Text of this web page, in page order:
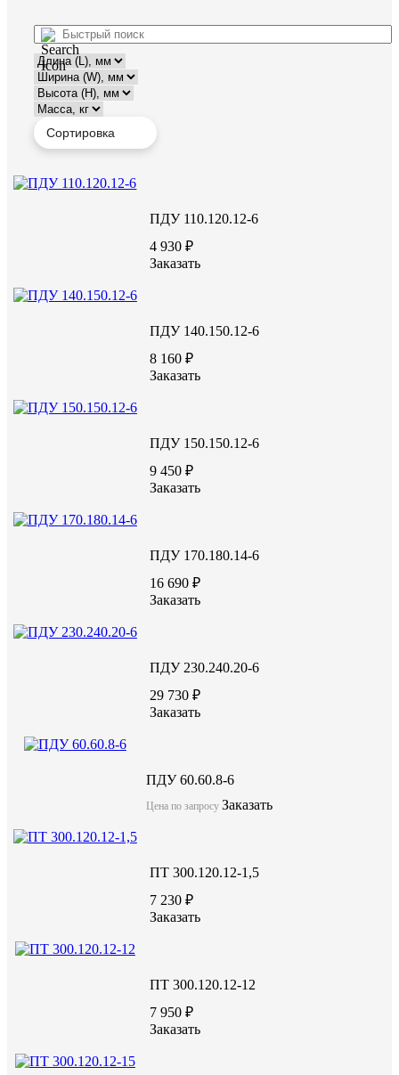
ВИДЕО С ЗАВОДА
ПДУ 110.120.12-6
4 930 ₽
Заказать
ПДУ 140.150.12-6
8 160 ₽
Заказать
ПДУ 150.150.12-6
9 450 ₽
Заказать
ПДУ 170.180.14-6
16 690 ₽
Заказать
ПДУ 230.240.20-6
29 730 ₽
Заказать
ПДУ 60.60.8-6
Цена по запросуЗаказать
ПТ 300.120.12-1,5
7 230 ₽
Заказать
ПТ 300.120.12-12
7 950 ₽
Заказать